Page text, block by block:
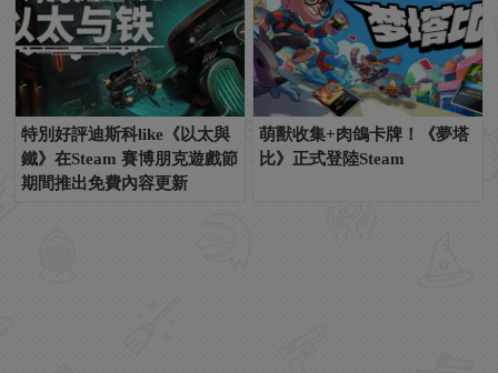
特別好評迪斯科like《以太與
鐵》在Steam 賽博朋克遊戲節
期間推出免費內容更新
萌獸收集+肉鴿卡牌！《夢塔
比》正式登陸Steam